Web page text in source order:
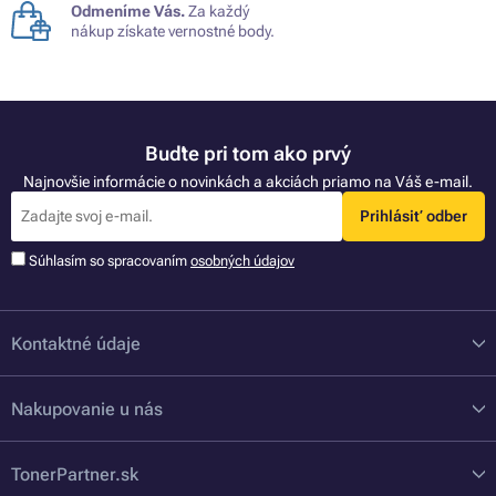
Odmeníme Vás.Za každý
nákup získate vernostné body.
Buďte pri tom ako prvý
Najnovšie informácie o novinkách a akciách priamo na Váš e-mail.
Prihlásiť odber
Súhlasím so spracovaním osobných údajov
Kontaktné údaje
Nakupovanie u nás
TonerPartner.sk